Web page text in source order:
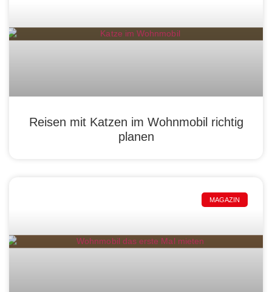
Reisen mit Katzen im Wohnmobil richtig
planen
MAGAZIN